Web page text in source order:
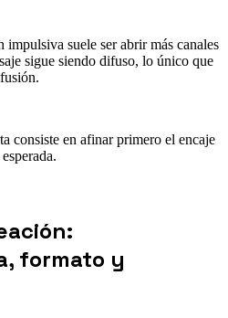
impulsiva suele ser abrir más canales
sigue siendo difuso, lo único que
consiste en afinar primero el encaje
formato y